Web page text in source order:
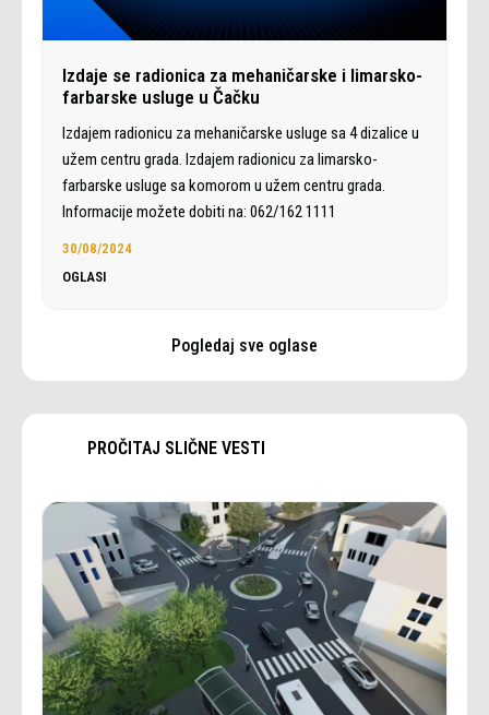
Izdaje se radionica za mehaničarske i limarsko-
farbarske usluge u Čačku
Izdajem radionicu za mehaničarske usluge sa 4 dizalice u
užem centru grada. Izdajem radionicu za limarsko-
farbarske usluge sa komorom u užem centru grada.
Informacije možete dobiti na: 062/162 1111
30/08/2024
OGLASI
Pogledaj sve oglase
PROČITAJ SLIČNE VESTI